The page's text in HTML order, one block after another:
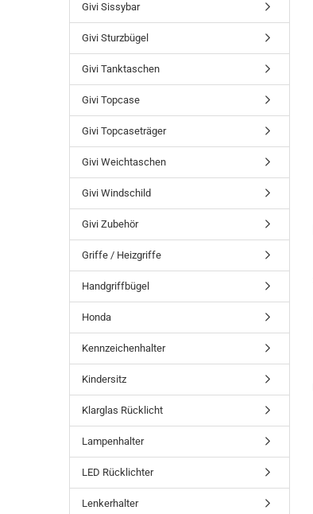
Givi Sissybar
Givi Sturzbügel
Givi Tanktaschen
Givi Topcase
Givi Topcaseträger
Givi Weichtaschen
Givi Windschild
Givi Zubehör
Griffe / Heizgriffe
Handgriffbügel
Honda
Kennzeichenhalter
Kindersitz
Klarglas Rücklicht
Lampenhalter
LED Rücklichter
Lenkerhalter